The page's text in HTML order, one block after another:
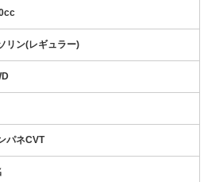
リン(レギュラー)
パネCVT